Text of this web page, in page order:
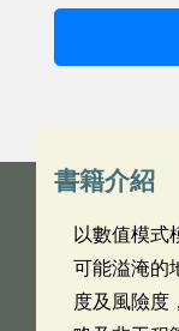
書籍介紹
以數值模式
可能溢淹的
度及風險度